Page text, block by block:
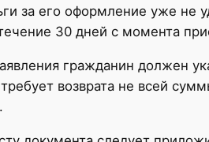
за его оформление уже не
30 дней с момента
гражданин должен
требует возврата не всей